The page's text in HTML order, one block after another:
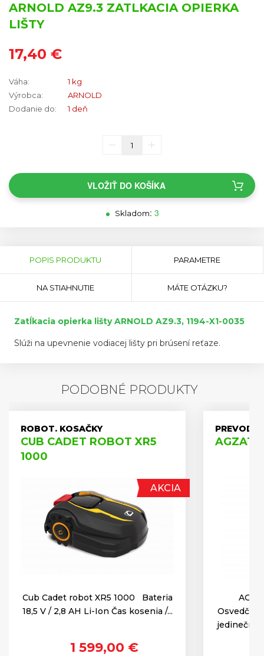
ARNOLD AZ9.3 ZATLKACIA OPIERKA
LIŠTY
17,40 €
Váha:
1 kg
Výrobca:
ARNOLD
Dodanie do:
1 deň
VLOŽIŤ DO KOŠÍKA
Skladom: 3
POPIS PRODUKTU
(AKTÍVNA
PARAMETRE
NA STIAHNUTIE MÁTE OTÁZKU?
Zatĺkacia opierka lišty ARNOLD AZ9.3, 1194-X1-0035
Slúži na upevnenie vodiacej lišty pri brúsení reťaze.
PODOBNÉ PRODUKTY
ROBOT. KOSAČKY
CUB CADET ROBOT XR5
1000
AKCIA
Cub Cadet robot XR5 1000 Bateria
18,5 V / 2,8 AH Li-Ion Čas kosenia /...
1 599,00 €
AGZAT